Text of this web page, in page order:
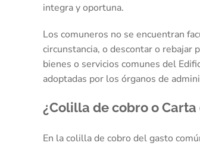
integra y oportuna.
Los comuneros no se encuentran
circunstancia, o descontar o rebajar
bienes o servicios comunes del
adoptadas por los órganos de
¿Colilla de cobro o Carta
En la colilla de cobro del gasto